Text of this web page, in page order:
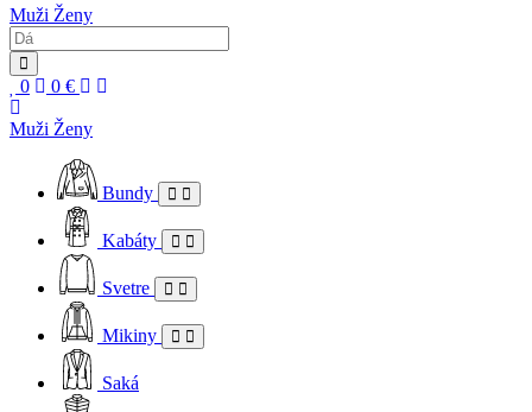
Muži Ženy
0 0 €
Muži Ženy
Bundy
Kabáty
Svetre
Mikiny
Saká